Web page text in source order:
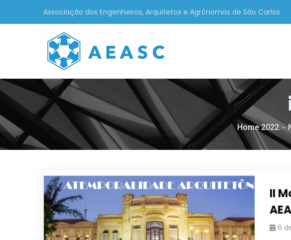
Associação dos Engenheiros, Arquitetos e Agrônomos de São Carlos
Home 2022
II
6